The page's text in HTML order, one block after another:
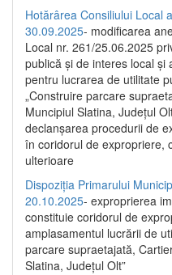
Hotărârea Consiliului Local
30.09.2025- modificarea
Local nr. 261/25.06.2025
publică şi de interes local
pentru lucrarea de utilitate
„Construire parcare
Muncipiul Slatina, Judeţul
declanşarea procedurii de
în coridorul de expropriere,
ulterioare
Dispoziția Primarului
20.10.2025- exproprierea
constituie coridorul de
amplasamentul lucrării de
parcare supraetajată,
Slatina, Județul Olt”